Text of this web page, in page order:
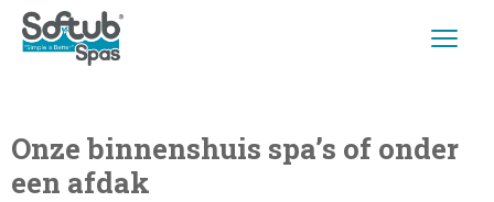
Onze binnenshuis spa’s of onder
een afdak